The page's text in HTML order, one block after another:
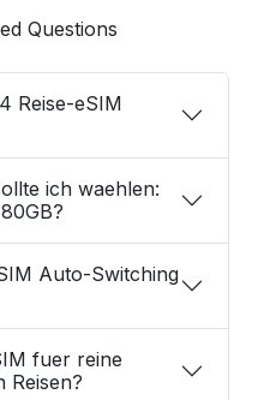
Questions
Reise-eSIM
ich waehlen:
Auto-Switching
fuer reine
Reisen?